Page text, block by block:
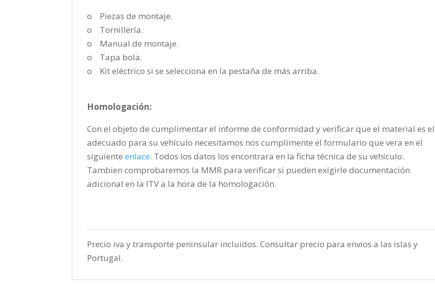
o Piezas de montaje.
o Tornillería.
o Manual de montaje.
o Tapa bola.
o Kit eléctrico si se selecciona en la pestaña de más arriba.
Homologación:
Con el objeto de cumplimentar el informe de conformidad y verificar que el material es el
adecuado para su vehículo necesitamos nos cumplimente el formulario que vera en el
siguienteenlace. Todos los datos los encontrara en la ficha técnica de su vehículo.
Tambien comprobaremos la MMR para verificar si pueden exigirle documentación
adicional en la ITV a la hora de la homologación.
Precio iva y transporte peninsular incluidos. Consultar precio para envios a las islas y
Portugal.